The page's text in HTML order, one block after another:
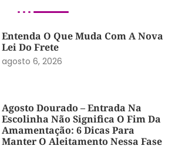
Entenda O Que Muda Com A Nova
Lei Do Frete
agosto 6, 2026
Agosto Dourado – Entrada Na
Escolinha Não Significa O Fim Da
Amamentação: 6 Dicas Para
Manter O Aleitamento Nessa Fase